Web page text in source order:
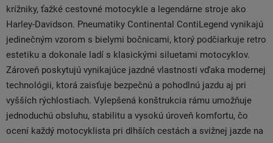
krížniky, ťažké cestovné motocykle a legendárne stroje ako
Harley-Davidson. Pneumatiky Continental ContiLegend vynikajú
jedinečným vzorom s bielymi bočnicami, ktorý podčiarkuje retro
estetiku a dokonale ladí s klasickými siluetami motocyklov.
Zároveň poskytujú vynikajúce jazdné vlastnosti vďaka modernej
technológii, ktorá zaisťuje bezpečnú a pohodlnú jazdu aj pri
vyšších rýchlostiach. Vylepšená konštrukcia rámu umožňuje
jednoduchú obsluhu, stabilitu a vysokú úroveň komfortu, čo
ocení každý motocyklista pri dlhších cestách a svižnej jazde na